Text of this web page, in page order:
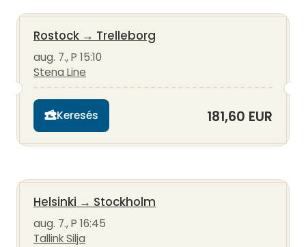
Rostock → Trelleborg
aug. 7., P 15:10
Stena Line
Keresés 181,60 EUR
Helsinki → Stockholm
aug. 7., P 16:45
Tallink Silja